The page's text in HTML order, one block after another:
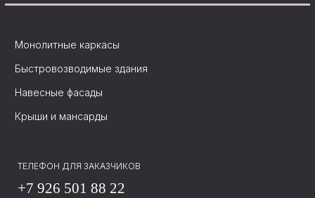
Монолитные каркасы
Быстровозводимые здания
Навесные фасады
Крыши и мансарды
ТЕЛЕФОН ДЛЯ ЗАКАЗЧИКОВ
+7 926 501 88 22